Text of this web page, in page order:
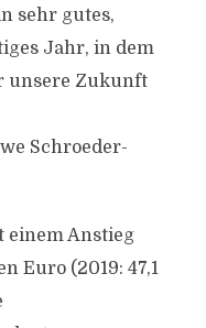
sehr gutes,
Jahr, in dem
unsere Zukunft
Schroeder-
einem Anstieg
Euro (2019: 47,1